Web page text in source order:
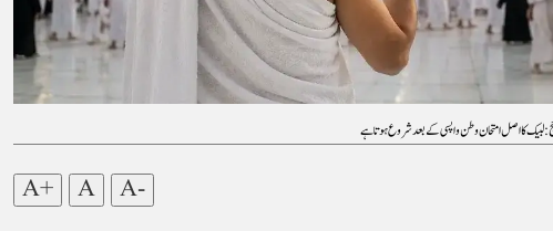
: لبیک کا اصل امتحان وطن واپسی کے بعد شروع ہوتا ہے
A+ A A-